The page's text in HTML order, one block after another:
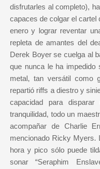
disfrutarles al completo),
capaces de colgar el cartel
enero y lograr reventar
repleta de amantes del
Derek Boyer se cuelga al
que nunca le ha
metal, tan versátil como
repartió riffs a diestro y
capacidad para
tranquilidad, todo un
acompañar de Charlie
mencionado Ricky Myers.
hora y pico sólo puede
sonar “Seraphim